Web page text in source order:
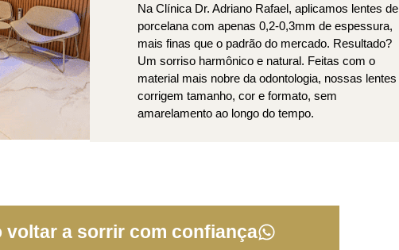
Na Clínica Dr. Adriano Rafael, aplicamos lentes de
porcelana com apenas 0,2-0,3mm de espessura,
mais finas que o padrão do mercado. Resultado?
Um sorriso harmônico e natural. Feitas com o
material mais nobre da odontologia, nossas lentes
corrigem tamanho, cor e formato, sem
amarelamento ao longo do tempo.
voltar a sorrir com confiança